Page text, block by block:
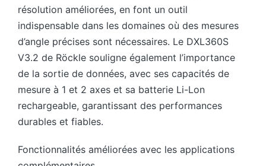
résolution améliorées, en font un outil
indispensable dans les domaines où des mesures
d’angle précises sont nécessaires. Le DXL360S
V3.2 de Röckle souligne également l’importance
de la sortie de données, avec ses capacités de
mesure à 1 et 2 axes et sa batterie Li-Lon
rechargeable, garantissant des performances
durables et fiables.
Fonctionnalités améliorées avec les applications